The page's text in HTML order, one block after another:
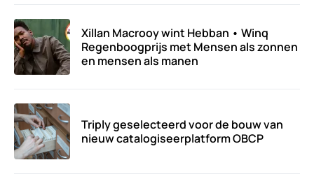
Xillan Macrooy wint Hebban • Winq
Regenboogprijs met Mensen als zonnen
en mensen als manen
Triply geselecteerd voor de bouw van
nieuw catalogiseerplatform OBCP